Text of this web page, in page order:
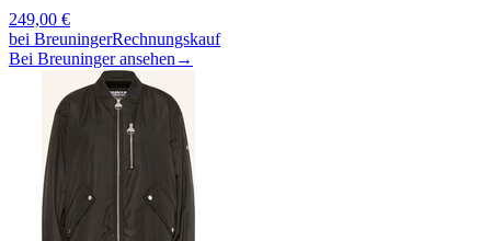
249,00 €
bei BreuningerRechnungskauf
Bei Breuninger ansehen →